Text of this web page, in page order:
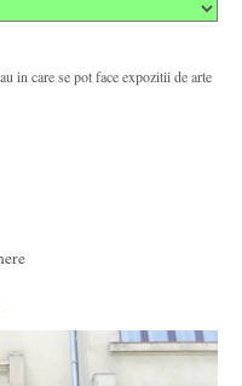
in care se pot face expozitii de arte